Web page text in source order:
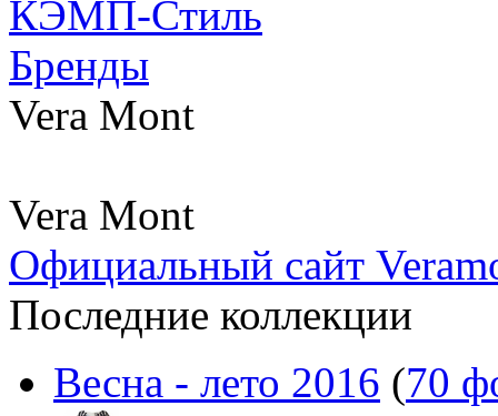
КЭМП-Стиль
Бренды
Vera Mont
Vera Mont
Официальный сайт
Последние коллекции
Весна - лето 2016 (70